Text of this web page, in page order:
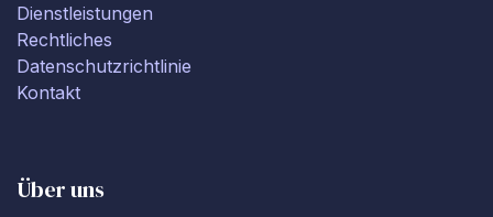
Dienstleistungen
Rechtliches
Datenschutzrichtlinie
Kontakt
Über uns